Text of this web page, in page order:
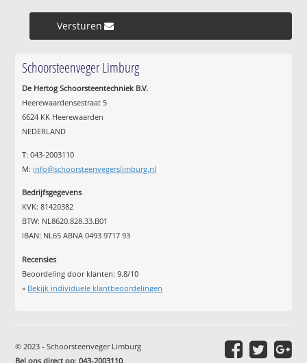
Versturen »
Schoorsteenveger Limburg
De Hertog Schoorsteentechniek B.V.
Heerewaardensestraat 5
6624 KK Heerewaarden
NEDERLAND
T: 043-2003110
M: info@schoorsteenvegerslimburg.nl
Bedrijfsgegevens
KVK: 81420382
BTW: NL8620.828.33.B01
IBAN: NL65 ABNA 0493 9717 93
Recensies
Beoordeling door klanten:9.8/10
» Bekijk individuele klantbeoordelingen
© 2023 - Schoorsteenveger Limburg
Bel ons direct op:043-2003110